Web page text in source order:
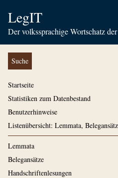
LegIT
Der volkssprachige Wortschatz
Suche
Startseite
Statistiken zum Datenbestand
Benutzerhinweise
Listenübersicht: Lemmata,
Lemmata
Belegansätze
Handschriftenlesungen